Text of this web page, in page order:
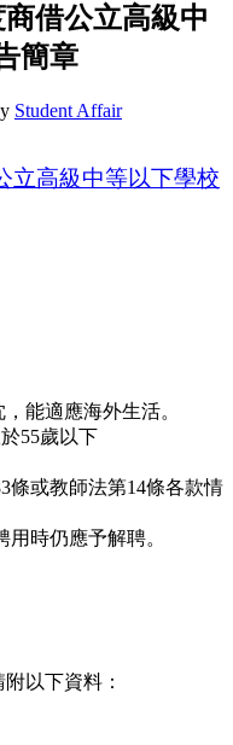
借公立高級中
簡章
Student Affair
立高級中等以下學校
能適應海外生活。
55歲以下
條或教師法第14條各款情
時仍應予解聘。
以下資料：